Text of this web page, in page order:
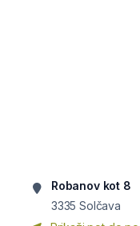
Robanov kot 8
3335 Solčava